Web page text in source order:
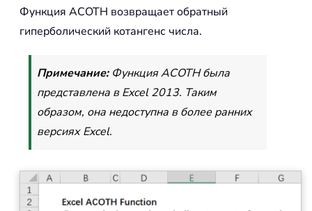
Функция ACOTH возвращает обратный
гиперболический котангенс числа.
Примечание:Функция ACOTH была
представлена в Excel 2013. Таким
образом, она недоступна в более ранних
версиях Excel.